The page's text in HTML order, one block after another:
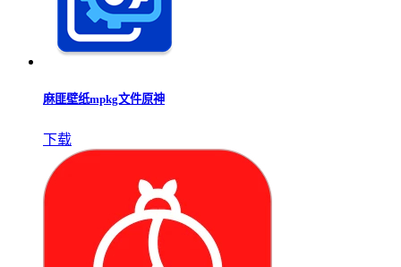
麻匪壁纸mpkg文件原神
下载